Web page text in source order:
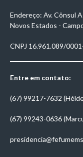
Endereço: Av. Cônsul
Novos Estados -
CNPJ 16.961.089/
Entre em contato:
(67) 99217-7632
(67) 99243-0636